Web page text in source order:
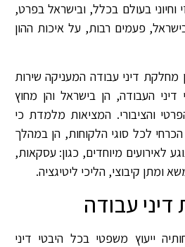
בעולם בכלל, ובישראל בפרט,
פעמים רבות, על איכות ההון
דיני עבודה המעניקה שירות
העבודה, הן בישראל והן מחוץ
והציבורי. המציאות מלמדת כי
הכרחי לכל סוגי הלקוחות, הן במהלך
לאירועים מיוחדים, כגון: עסקאות,
ומתן קיבוצי, הליכי ליטיגציה.
עבודה
ייעוץ משפטי בכל היבטי דיני